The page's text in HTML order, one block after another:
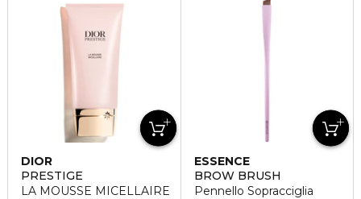
DIOR
PRESTIGE
LA MOUSSE MICELLAIRE
ESSENCE
BROW BRUSH
Pennello Sopracciglia